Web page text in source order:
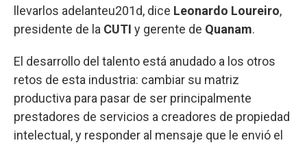
llevarlos adelanteu201d, dice Leonardo Loureiro,
presidente de la CUTI y gerente de Quanam.
El desarrollo del talento está anudado a los otros
retos de esta industria: cambiar su matriz
productiva para pasar de ser principalmente
prestadores de servicios a creadores de propiedad
intelectual, y responder al mensaje que le envió el